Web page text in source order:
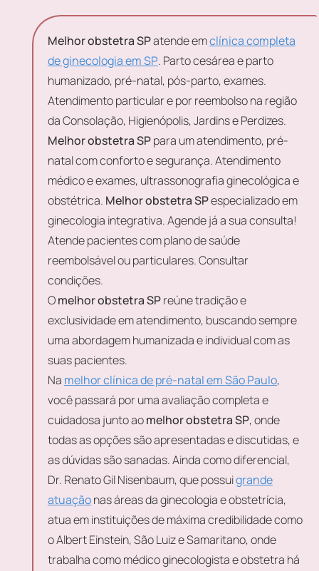
Melhor obstetra SPatende emclínica completa
de ginecologia em SP. Parto cesárea e parto
humanizado, pré-natal, pós-parto, exames.
Atendimento particular e por reembolso na região
da Consolação, Higienópolis, Jardins e Perdizes.
Melhor obstetra SPpara um atendimento, pré-
natal com conforto e segurança. Atendimento
médico e exames, ultrassonografia ginecológica e
obstétrica. Melhor obstetra SPespecializado em
ginecologia integrativa. Agende já a sua consulta!
Atende pacientes com plano de saúde
reembolsável ou particulares. Consultar
condições.
Omelhor obstetra SPreúne tradição e
exclusividade em atendimento, buscando sempre
uma abordagem humanizada e individual com as
suas pacientes.
Na melhor clínica de pré-natal em São Paulo,
você passará por uma avaliação completa e
cuidadosa junto aomelhor obstetra SP, onde
todas as opções são apresentadas e discutidas, e
as dúvidas são sanadas. Ainda como diferencial,
Dr. Renato Gil Nisenbaum, que possuigrande
atuaçãonas áreas da ginecologia e obstetrícia,
atua em instituições de máxima credibilidade como
o Albert Einstein, São Luiz e Samaritano, onde
trabalha como médico ginecologista e obstetra há